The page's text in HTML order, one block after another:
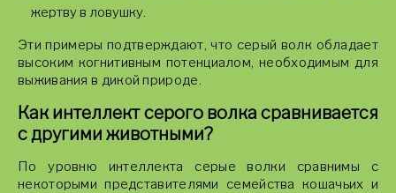
жертву в ловушку.
Эти примеры подтверждают, что серый волк обладает
высоким когнитивным потенциалом, необходимым для
выживания в дикой природе.
Как интеллект серого волка сравнивается
с другими животными?
По уровню интеллекта серые волки сравнимы с
некоторыми представителями семейства кошачьих и